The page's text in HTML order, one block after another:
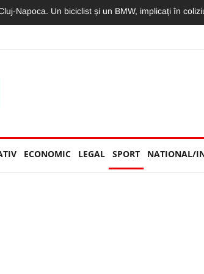
magazinele și fabricile: Ambalajele neconforme
ECONOMIC LEGAL SPORT NATIONAL/